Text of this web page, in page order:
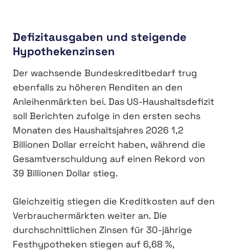
Defizitausgaben und steigende
Hypothekenzinsen
Der wachsende Bundeskreditbedarf trug
ebenfalls zu höheren Renditen an den
Anleihenmärkten bei. Das US-Haushaltsdefizit
soll Berichten zufolge in den ersten sechs
Monaten des Haushaltsjahres 2026 1,2
Billionen Dollar erreicht haben, während die
Gesamtverschuldung auf einen Rekord von
39 Billionen Dollar stieg.
Gleichzeitig stiegen die Kreditkosten auf den
Verbrauchermärkten weiter an. Die
durchschnittlichen Zinsen für 30-jährige
Festhypotheken stiegen auf 6,68 %,